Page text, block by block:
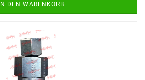
IN DEN WARENKORB